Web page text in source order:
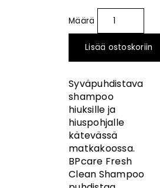
Lisää ostoskoriin
Syväpuhdistava
shampoo
hiuksille ja
hiuspohjalle
kätevässä
matkakoossa.
BPcare Fresh
Clean Shampoo